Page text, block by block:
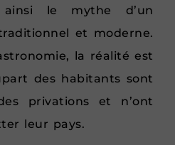
ainsi le mythe d’un
et moderne.
la réalité est
des habitants sont
privations et n’ont
leur pays.